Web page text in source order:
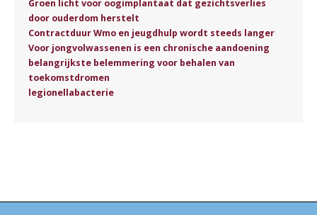
Groen licht voor oogimplantaat dat gezichtsverlies
door ouderdom herstelt
Contractduur Wmo en jeugdhulp wordt steeds langer
Voor jongvolwassenen is een chronische aandoening
belangrijkste belemmering voor behalen van
toekomstdromen
legionellabacterie